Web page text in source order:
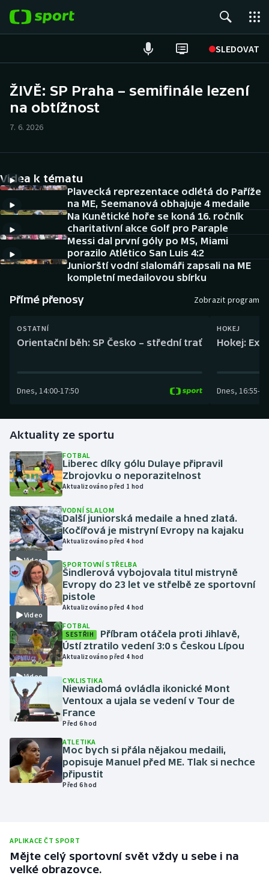
SLEDOVAT
Hokej
Cyklistika
DALŠÍ SPORTY
Americký fotbal
Baseball a softbal
Basketbal
Biatlon
Box
Curling
Dostihy
Florbal
Futsal
Golf
Gymnastika
Házená
Jezdectví
Judo
Krasobruslení
Lezení
Lyže a snowboard
Moderní pětiboj
Parasport
NEPŘEHLÉDNĚTE
Historické návraty
Aplikace ČT sport
ŽIVĚ: SP Praha – semifinále lezení
na obtížnost
7. 6. 2026
Videa k tématu
Plavecká reprezentace odlétá do Paříže
na ME, Seemanová obhajuje 4 medaile
Na Kunětické hoře se koná 16. ročník
charitativní akce Golf pro Paraple
Messi dal první góly po MS, Miami
porazilo Atlético San Luis 4:2
Juniorští vodní slalomáři zapsali na ME
kompletní medailovou sbírku
Přímé přenosy Zobrazit program
OSTATNÍ
Orientační běh: SP Česko – střední trať
Dnes, 14:00-17:50
HOKEJ
Hokej:
Dnes, 16:55-
Aktuality ze sportu
FOTBAL
Liberec díky gólu Dulaye připravil
Zbrojovku o neporazitelnost
Aktualizováno před 1 hod
Video
VODNÍ SLALOM
Další juniorská medaile a hned zlatá.
Kočířová je mistryní Evropy na kajaku
Aktualizováno před 4 hod
Video
SPORTOVNÍ STŘELBA
Šindlerová vybojovala titul mistryně
Evropy do 23 let ve střelbě ze sportovní
pistole
Aktualizováno před 4 hod
Video
FOTBAL
SESTŘIH
Příbram otáčela proti Jihlavě,
Ústí ztratilo vedení 3:0 s Českou Lípou
Aktualizováno před 4 hod
CYKLISTIKA
Niewiadomá ovládla ikonické Mont
Ventoux a ujala se vedení v Tour de
France
Před 6 hod
ATLETIKA
Moc bych si přála nějakou medaili,
popisuje Manuel před ME. Tlak si nechce
připustit
Před 6 hod
APLIKACE ČT SPORT
Mějte celý sportovní svět vždy u sebe i na
velké obrazovce.